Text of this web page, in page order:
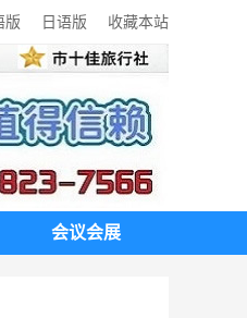
版 日语版 收藏本站
会议会展